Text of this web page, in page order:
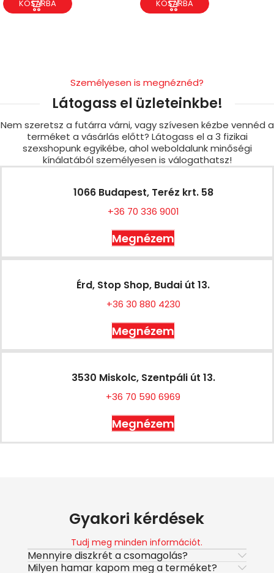
KOSÁRBA KOSÁRBA
Személyesen is megnéznéd?
Látogass el üzleteinkbe!
Nem szeretsz a futárra várni, vagy szívesen kézbe vennéd a
terméket a vásárlás előtt? Látogass el a 3 fizikai
szexshopunk egyikébe, ahol weboldalunk minőségi
kínálatából személyesen is válogathatsz!
1066 Budapest, Teréz krt. 58
+36 70 336 9001
Megnézem
Érd, Stop Shop, Budai út 13.
+36 30 880 4230
Megnézem
3530 Miskolc, Szentpáli út 13.
+36 70 590 6969
Megnézem
Gyakori kérdések
Tudj meg minden információt.
Mennyire diszkrét a csomagolás?
Milyen hamar kapom meg a terméket?